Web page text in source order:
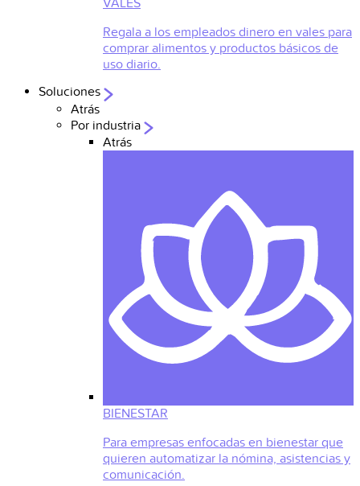
VALES
Regala a los empleados dinero en vales para
comprar alimentos y productos básicos de
uso diario.
Soluciones
Atrás
Por industria
Atrás
BIENESTAR
Para empresas enfocadas en bienestar que
quieren automatizar la nómina, asistencias y
comunicación.